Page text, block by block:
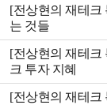
[전상현의 재테크
는 것들
[전상현의 재테크
크 투자 지혜
[전상현의 재테크